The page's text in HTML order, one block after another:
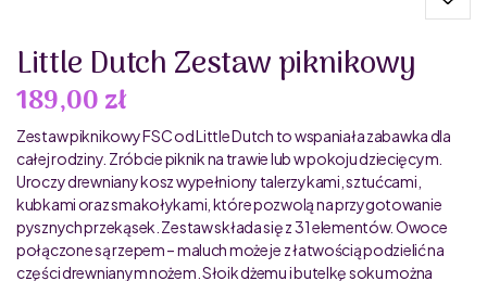
Little Dutch Zestaw piknikowy
189,00 zł
Zestaw piknikowy FSC od Little Dutch to wspaniała zabawka dla
całej rodziny. Zróbcie piknik na trawie lub w pokoju dziecięcym.
Uroczy drewniany kosz wypełniony talerzykami, sztućcami,
kubkami oraz smakołykami, które pozwolą na przygotowanie
pysznych przekąsek. Zestaw składa się z 31 elementów. Owoce
połączone są rzepem – maluch może je z łatwością podzielić na
części drewnianym nożem. Słoik dżemu i butelkę soku można